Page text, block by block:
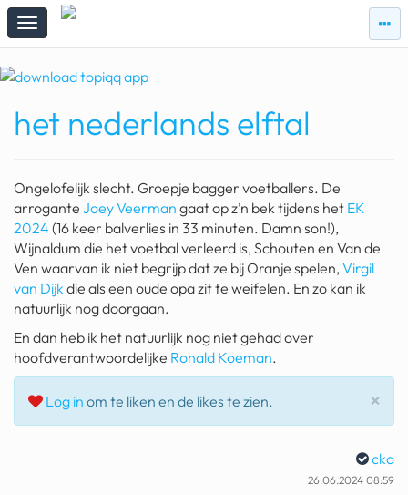
zie
topiqqs
zie
#vandaag
Topiqqs Reacties
ark van noach
pokemon kaarten
fomo
21.4 procent btw
deepseek
geochelone yniphora
het nederlands elftal
Ongelofelijk slecht. Groepje bagger voetballers. De
arrogante Joey Veerman gaat op z’n bek tijdens het EK
2024 (16 keer balverlies in 33 minuten. Damn son!),
Wijnaldum die het voetbal verleerd is, Schouten en Van de
Ven waarvan ik niet begrijp dat ze bij Oranje spelen,Virgil
van Dijkdie als een oude opa zit te weifelen. En zo kan ik
natuurlijk nog doorgaan.
En dan heb ik het natuurlijk nog niet gehad over
hoofdverantwoordelijke Ronald Koeman.
×
Log in om te liken en de likes te zien.
cka
26.06.2024 08:59